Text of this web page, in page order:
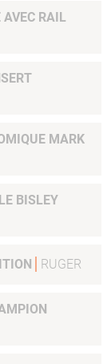
AVEC RAIL
MARK
BISLEY
RUGER